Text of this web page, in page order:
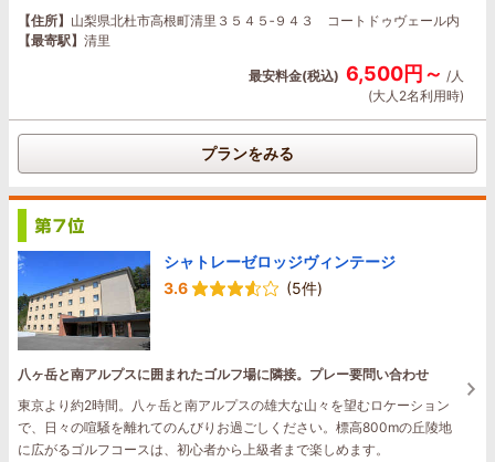
【住所】 山梨県北杜市高根町清里３５４５‐９４３ コートドゥヴェール内
【最寄駅】 清里
最安料金(税込) 6,500円～ /人
(大人2名利用時)
プランをみる
シャトレーゼロッジヴィンテージ
3.6
(5件)
八ヶ岳と南アルプスに囲まれたゴルフ場に隣接。プレー要問い合わせ
東京より約2時間。八ヶ岳と南アルプスの雄大な山々を望むロケーション
で、日々の喧騒を離れてのんびりお過ごしください。標高800mの丘陵地
に広がるゴルフコースは、初心者から上級者まで楽しめます。